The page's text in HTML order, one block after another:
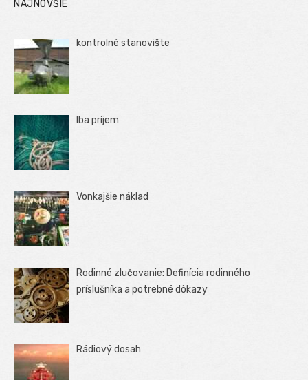
NAJNOVŠIE
kontrolné stanovište
Iba príjem
Vonkajšie náklad
Rodinné zlučovanie: Definícia rodinného
príslušníka a potrebné dôkazy
Rádiový dosah